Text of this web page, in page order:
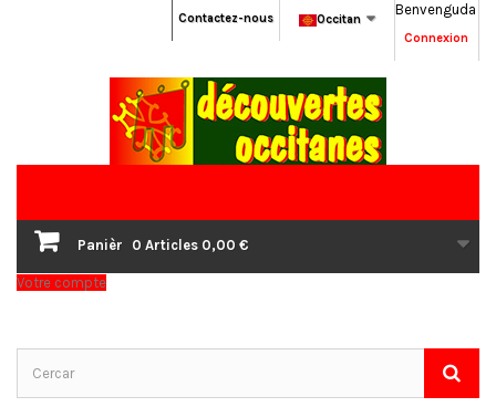
Benvenguda
Connexion
Occitan
Contactez-nous
Panièr 0 Articles 0,00 €
Votre compte